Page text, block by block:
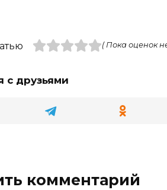
( Пока оценок
с друзьями
комментарий